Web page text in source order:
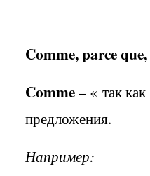
Comme,parceque,
Comme– « так как
предложения.
Например: